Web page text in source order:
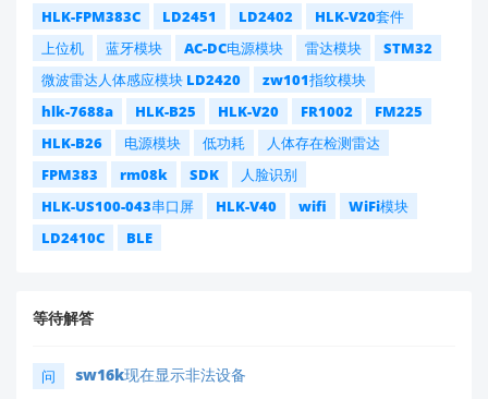
HLK-FPM383C
LD2451 LD2402
HLK-V20套件
上位机
蓝牙模块 AC-DC电源模块 雷达模块
STM32
微波雷达人体感应模块 LD2420
zw101指纹模块
hlk-7688a
HLK-B25 HLK-V20 FR1002
FM225
HLK-B26
电源模块 低功耗
人体存在检测雷达
FPM383
rm08k SDK
人脸识别
HLK-US100-043串口屏
HLK-V40 wifi
WiFi模块
LD2410C
BLE
等待解答
问 sw16k现在显示非法设备